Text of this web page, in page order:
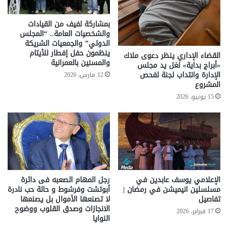
القضاء الإداري ينظر دعوى ملاك
«أبراج بداية» لغل يد مجلس
الإدارة وانتداب لجنة لفحص
المشروع
15 يونيو، 2026
بمشاركة لفيف من القيادات
والشخصيات العامة.. “المجلس
الدولي” والجمعيات الشريكة
ينظمون حفل إفطار للأيتام
والمسنين بالعمرانية
12 مارس، 2026
الإعلامي يوسف عابدين في
مسلسلين انيميشن في رمضان |
تفاصيل
17 فبراير، 2026
رجل المهام الصعبه فى دائرة
أبوتشت وفرشوط و حالة حب نادرة
لا تصنعها الأموال بل يصنعها
الانجازات وصدق القلوب ووضوح
النوايا